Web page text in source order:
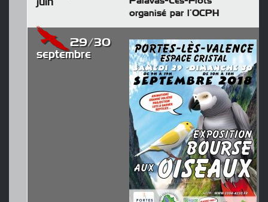
juin
organisé par l’OCPH
29/30
septembre